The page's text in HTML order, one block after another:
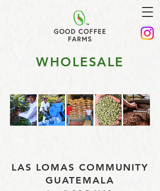
WHOLESALE
LAS LOMAS COMMUNITY
GUATEMALA